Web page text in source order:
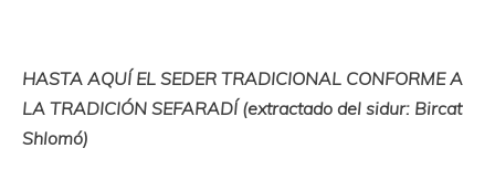
HASTA AQUÍ EL SEDER TRADICIONAL CONFORME A
LA TRADICIÓN SEFARADÍ (extractado del sidur: Bircat
Shlomó)